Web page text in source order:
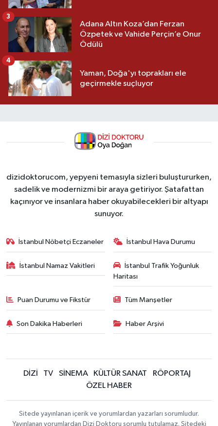
Adana Altın Koza’dan Ferzan
Özpetek ve Vahide Perçin’e Onur
Ödülü
3
Yaman, Doğa'yı toprakları ele
geçirmekle suçluyor
4
dizidoktorucom, yepyeni temasıyla sizleri buluştururken,
sadelik ve modernizmi bir araya getiriyor. Şatafattan
kaçınıyor ve insanlara haber okuyabilecekleri bir altyapı
sunuyor.
İstanbul Nöbetçi Eczaneler İstanbul Hava Durumu
İstanbul Namaz Vakitleri
İstanbul Trafik Yoğunluk
Haritası
Puan Durumu ve Fikstür Tüm Manşetler
Son Dakika Haberleri Haber Arşivi
DİZİ TV SİNEMA KÜLTÜR SANAT
RÖPORTAJ
ÖZEL HABER
Sitede yayınlanan içerik ve yorumlardan yazarları sorumludur.
Yayınlanan yorumlardan Dizi Doktoru sorumlu tutulamaz. Sitedeki